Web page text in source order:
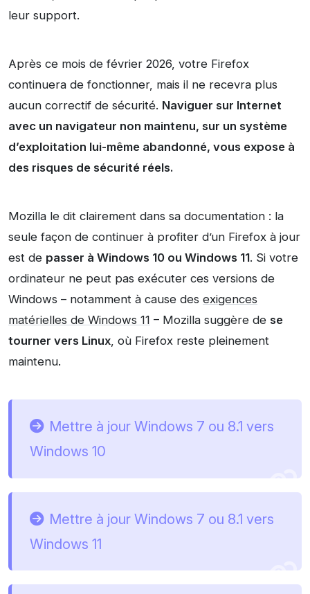
leur support.
Après ce mois de février 2026, votre Firefox
continuera de fonctionner, mais il ne recevra plus
aucun correctif de sécurité. Naviguer sur Internet
avec un navigateur non maintenu, sur un système
d’exploitation lui-même abandonné, vous expose à
des risques de sécurité réels.
Mozilla le dit clairement dans sa documentation : la
seule façon de continuer à profiter d’un Firefox à jour
est de passer à Windows 10 ou Windows 11. Si votre
ordinateur ne peut pas exécuter ces versions de
Windows – notamment à cause des exigences
matérielles de Windows 11 – Mozilla suggère de se
tourner vers Linux, où Firefox reste pleinement
maintenu.
Mettre à jour Windows 7 ou 8.1 vers
Windows 10
Mettre à jour Windows 7 ou 8.1 vers
Windows 11